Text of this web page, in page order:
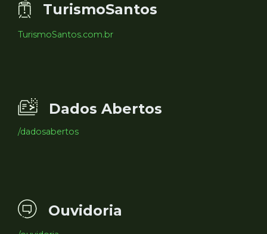
TurismoSantos
TurismoSantos.com.br
Dados Abertos
/dadosabertos
Ouvidoria